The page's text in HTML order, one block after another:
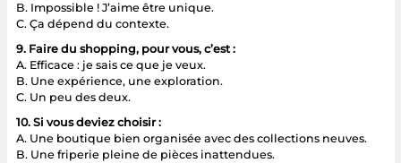
B. Impossible ! J’aime être unique.
C. Ça dépend du contexte.
9. Faire du shopping, pour vous, c’est :
A. Efficace : je sais ce que je veux.
B. Une expérience, une exploration.
C. Un peu des deux.
10. Si vous deviez choisir :
A. Une boutique bien organisée avec des collections neuves.
B. Une friperie pleine de pièces inattendues.